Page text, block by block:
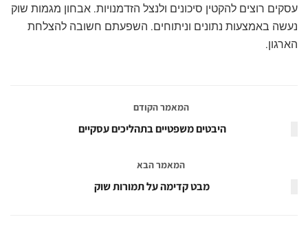
עסקים רוצים להקטין סיכונים ולנצל הזדמנויות. אבחון מגמות שוק
נעשה באמצעות נתונים וניתוחים. השפעתם חשובה להצלחת
הארגון.
המאמר הקודם
היבטים משפטיים בתהליכים עסקיים
המאמר הבא
מבט קדימה על תמורות שוק